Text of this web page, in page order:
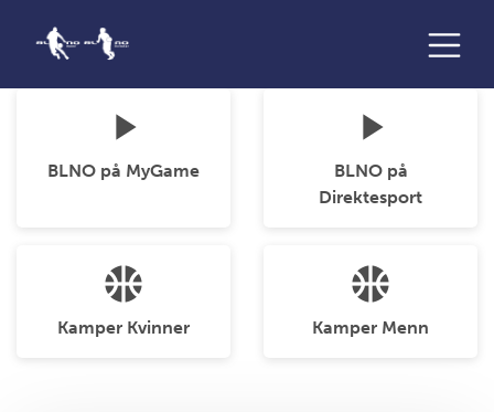
play_arrow
BLNO på MyGame
play_arrow
BLNO på
Direktesport
sports_basketball
Kamper Kvinner
sports_basketball
Kamper Menn